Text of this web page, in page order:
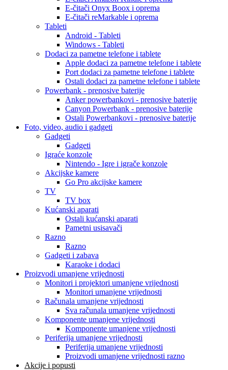
E-čitači Onyx Boox i oprema
E-čitači reMarkable i oprema
Tableti
Android - Tableti
Windows - Tableti
Dodaci za pametne telefone i tablete
Apple dodaci za pametne telefone i tablete
Port dodaci za pametne telefone i tablete
Ostali dodaci za pametne telefone i tablete
Powerbank - prenosive baterije
Anker powerbankovi - prenosive baterije
Canyon Powerbank - prenosive baterije
Ostali Powerbankovi - prenosive baterije
Foto, video, audio i gadgeti
Gadgeti
Gadgeti
Igraće konzole
Nintendo - Igre i igrače konzole
Akcijske kamere
Go Pro akcijske kamere
TV
TV box
Kućanski aparati
Ostali kućanski aparati
Pametni usisavači
Razno
Razno
Gadgeti i zabava
Karaoke i dodaci
Proizvodi umanjene vrijednosti
Monitori i projektori umanjene vrijednosti
Monitori umanjene vrijednosti
Računala umanjene vrijednosti
Sva računala umanjene vrijednosti
Komponente umanjene vrijednosti
Komponente umanjene vrijednosti
Periferija umanjene vrijednosti
Periferija umanjene vrijednosti
Proizvodi umanjene vrijednosti razno
Akcije i popusti